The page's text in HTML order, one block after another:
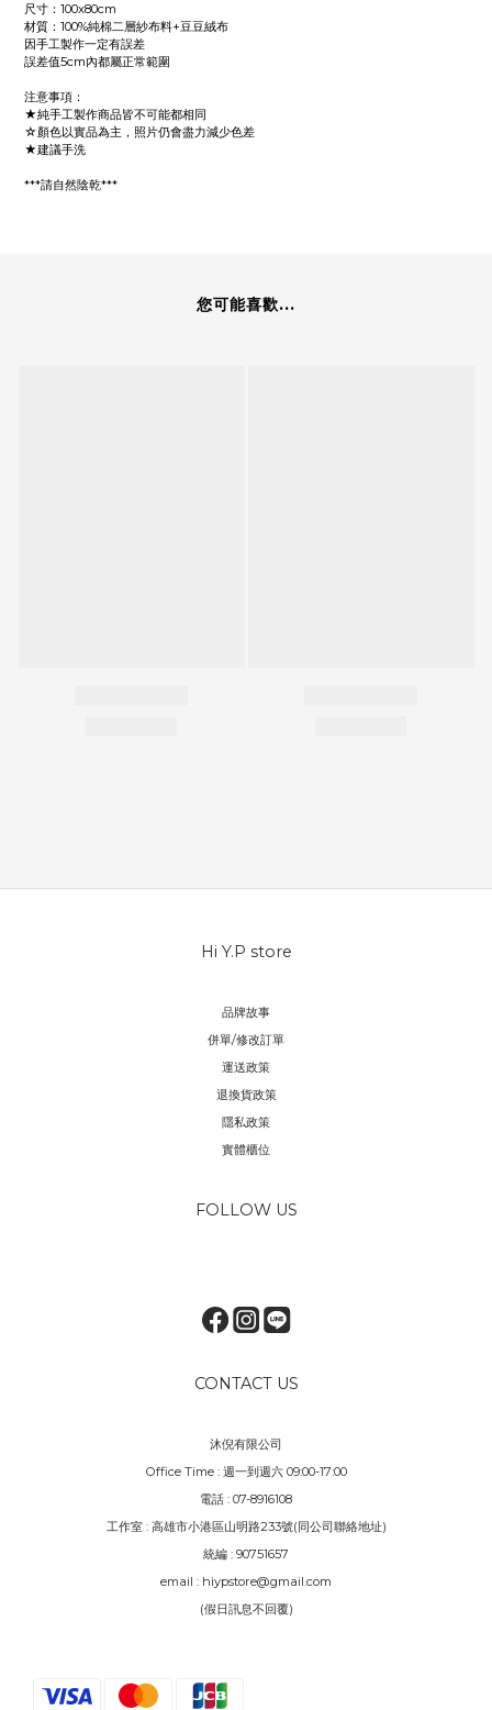
尺寸：100x80cm
材質：100%純棉二層紗布料+豆豆絨布
因手工製作一定有誤差
誤差值5cm內都屬正常範圍
注意事項：
★純手工製作商品皆不可能都相同
☆顏色以實品為主，照片仍會盡力減少色差
★建議手洗
***請自然陰乾***
您可能喜歡...
Hi Y.P store
品牌故事
併單/修改訂單
運送政策
退換貨政策
隱私政策
實體櫃位
FOLLOW US
CONTACT US
沐倪有限公司
Office Time : 週一到週六 09:00-17:00
電話 : 07-8916108
工作室 : 高雄市小港區山明路233號(同公司聯絡地址)
統編 : 90751657
email : hiypstore@gmail.com
(假日訊息不回覆)